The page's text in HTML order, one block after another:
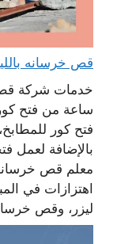
قص خرسانه بالليزر الكويت
ساعة من فتح
فتح كور
بالإضافة لعمل
معلم قص
اهتزازات في
ليزر، وقص